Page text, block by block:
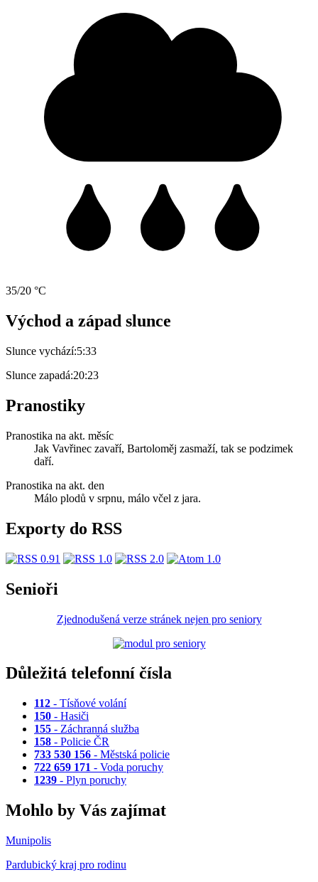
35/20 °C
Východ a západ slunce
Slunce vychází:5:33
Slunce zapadá:20:23
Pranostiky
Pranostika na akt. měsíc
Jak Vavřinec zavaří, Bartoloměj zasmaží, tak se podzimek
daří.
Pranostika na akt. den
Málo plodů v srpnu, málo včel z jara.
Exporty do RSS
Senioři
Zjednodušená verze stránek nejen pro seniory
Důležitá telefonní čísla
112 - Tísňové volání
150 - Hasiči
155 - Záchranná služba
158 - Policie ČR
733 530 156 - Městská policie
722 659 171 - Voda poruchy
1239 - Plyn poruchy
Mohlo by Vás zajímat
Munipolis
Pardubický kraj pro rodinu